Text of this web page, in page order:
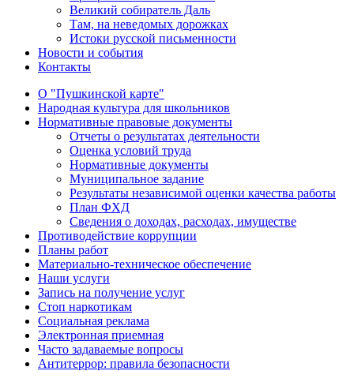
Великий собиратель Даль
Там, на неведомых дорожках
Истоки русской письменности
Новости и события
Контакты
О "Пушкинской карте"
Народная культура для школьников
Нормативные правовые документы
Отчеты о результатах деятельности
Оценка условий труда
Нормативные документы
Муниципальное задание
Результаты независимой оценки качества работы
План ФХД
Сведения о доходах, расходах, имуществе
Противодействие коррупции
Планы работ
Материально-техническое обеспечение
Наши услуги
Запись на получение услуг
Стоп наркотикам
Социальная реклама
Электронная приемная
Часто задаваемые вопросы
Антитеррор: правила безопасности